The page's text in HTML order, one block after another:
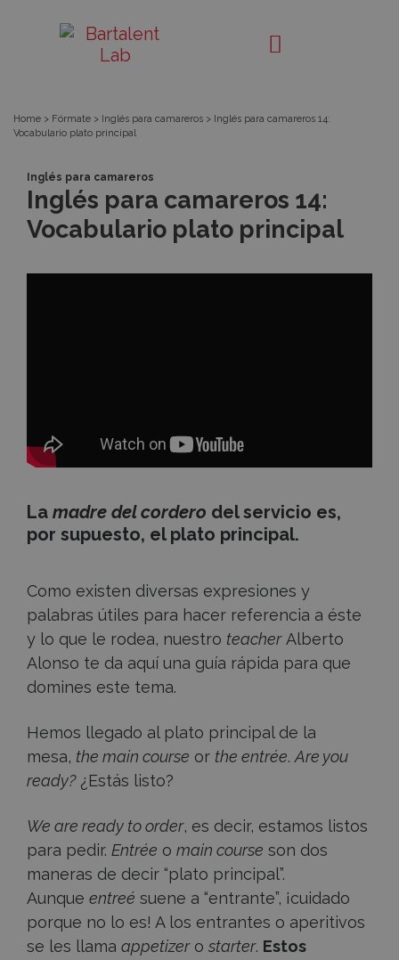
PíldoraBartalent
Lab
Home > Fórmate > Inglés para camareros > Inglés para camareros 14:
Vocabulario plato principal
Inglés para camareros
Inglés para camareros 14:
Vocabulario plato principal
La madre del cordero del servicio es,
por supuesto, el plato principal.
Como existen diversas expresiones y
palabras útiles para hacer referencia a éste
y lo que le rodea, nuestro teacherAlberto
Alonso te da aquí una guía rápida para que
domines este tema.
Hemos llegado al plato principal de la
mesa, the main course or the entrée.Are you
ready?¿Estás listo?
We are ready to order, es decir, estamos listos
para pedir. Entrée o main course son dos
maneras de decir “plato principal”.
Aunque entreé suene a “entrante”, ¡cuidado
porque no lo es! A los entrantes o aperitivos
se les llama appetizero starter. Estos